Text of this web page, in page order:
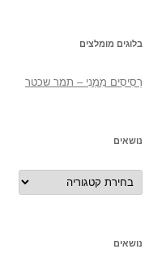
בלוגים מומלצים
רְסִיסִים מִמֶנִי – תמר שכטר
נושאים
נושאים
נושאים